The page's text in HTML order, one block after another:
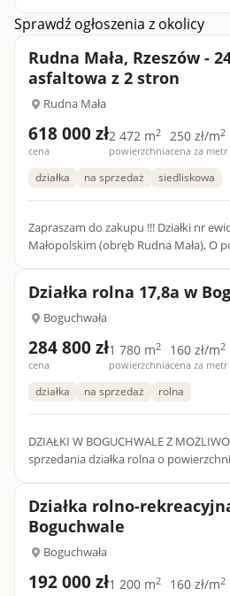
PRZYSZŁOŚIOWA. CENA DO
Sprawdź ogłoszenia z okolicy
Rudna Mała, Rzeszów -
asfaltowa z 2 stron
Rudna Mała
618 000 zł
cena
2 472 m2
powierzchnia
250 zł/m2
cena za metr
działka na sprzedaż siedliskowa
Zapraszam do zakupu !!! Działki nr ewid. 5100 w Głogowie
Małopolskim (obręb Rudna Mała), O
Działka rolna 17,8a w
Boguchwała
284 800 zł
cena
1 780 m2
powierzchnia
160 zł/m2
cena za metr
działka na sprzedaż rolna
DZIAŁKI W BOGUCHWALE Z
sprzedania działka rolna o powierzchni 17,8a w Boguchwale.
Działka rolno-
Boguchwale
Boguchwała
192 000 zł1 200 m2 160 zł/m2